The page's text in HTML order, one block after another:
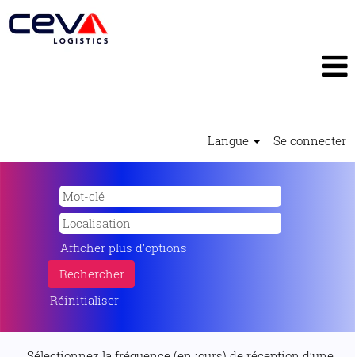
Langue Se connecter
Afficher plus d’options
Réinitialiser